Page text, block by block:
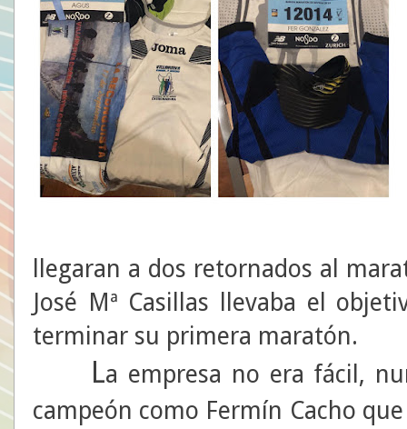
llegaran a dos retornados al
José Mª Casillas llevaba el
terminar su primera maratón.
La empresa no era fácil,
campeón como Fermín Cacho